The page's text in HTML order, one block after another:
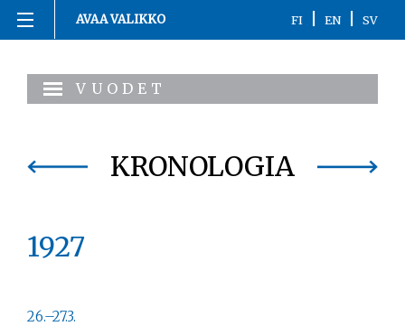
sisältöön
AVAA VALIKKO FI EN| SV
1863-1916
VUODET
KRONOLOGIA
1927
26.–27.3.